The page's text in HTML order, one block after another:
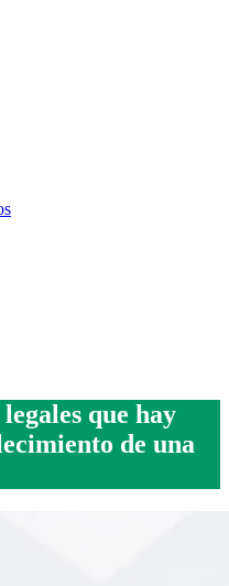
que hay
de una